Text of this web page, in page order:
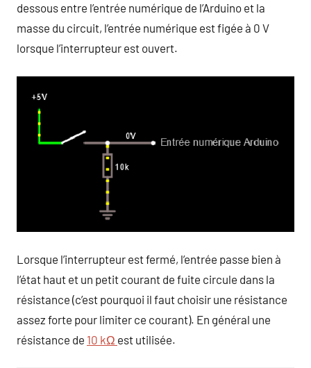
dessous entre l’entrée numérique de l’Arduino et la
masse du circuit, l’entrée numérique est figée à 0 V
lorsque l’interrupteur est ouvert.
Lorsque l’interrupteur est fermé, l’entrée passe bien à
l’état haut et un petit courant de fuite circule dans la
résistance (c’est pourquoi il faut choisir une résistance
assez forte pour limiter ce courant). En général une
résistance de 10 kΩ est utilisée.